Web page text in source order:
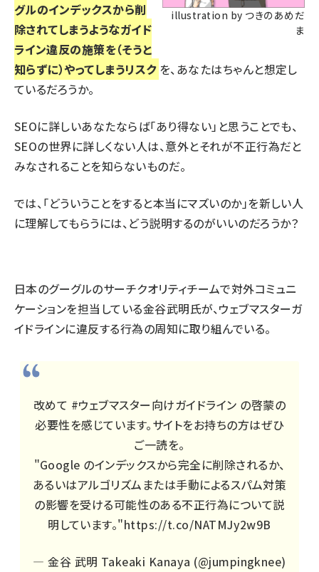
illustration by つきのあめだ
ま
グルのインデックスから削
除されてしまうようなガイド
ライン違反の施策を（そうと
知らずに）やってしまうリスク を、あなたはちゃんと想定し
ているだろうか。
SEOに詳しいあなたならば「あり得ない」と思うことでも、
SEOの世界に詳しくない人は、意外とそれが不正行為だと
みなされることを知らないものだ。
では、「どういうことをすると本当にマズいのか」を新しい人
に理解してもらうには、どう説明するのがいいのだろうか？
日本のグーグルのサーチクオリティチームで対外コミュニ
ケーションを担当している金谷武明氏が、ウェブマスターガ
イドラインに違反する行為の周知に取り組んでいる。
改めて #ウェブマスター向けガイドライン の啓蒙の
必要性を感じています。サイトをお持ちの方はぜひ
ご一読を。
"Google のインデックスから完全に削除されるか、
あるいはアルゴリズムまたは手動によるスパム対策
の影響を受ける可能性のある不正行為について説
明しています。"https://t.co/NATMJy2w9B
— 金谷 武明 Takeaki Kanaya (@jumpingknee)